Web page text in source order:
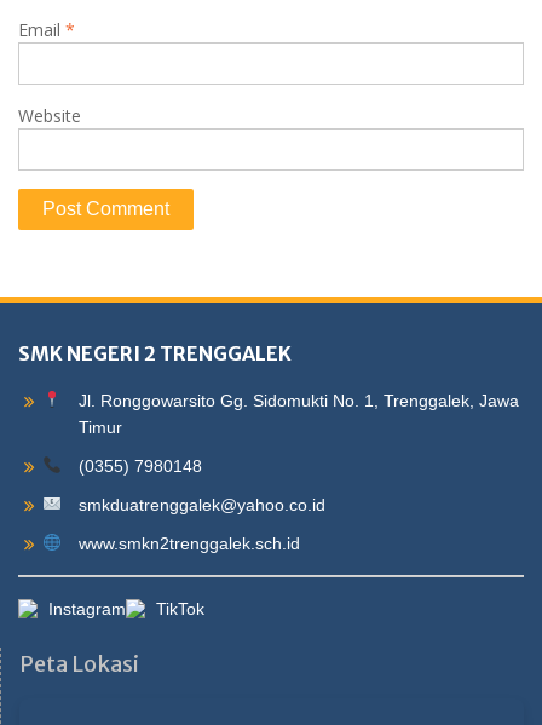
Email *
Website
SMK NEGERI 2 TRENGGALEK
Jl. Ronggowarsito Gg. Sidomukti No. 1, Trenggalek, Jawa
Timur
(0355) 7980148
smkduatrenggalek@yahoo.co.id
www.smkn2trenggalek.sch.id
Instagram TikTok
Peta Lokasi